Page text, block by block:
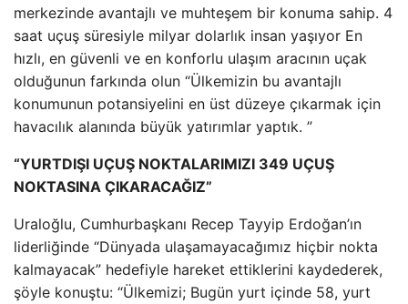
merkezinde avantajlı ve muhteşem bir konuma sahip. 4
saat uçuş süresiyle milyar dolarlık insan yaşıyor En
hızlı, en güvenli ve en konforlu ulaşım aracının uçak
olduğunun farkında olun “Ülkemizin bu avantajlı
konumunun potansiyelini en üst düzeye çıkarmak için
havacılık alanında büyük yatırımlar yaptık. ”
“YURTDIŞI UÇUŞ NOKTALARIMIZI 349 UÇUŞ
NOKTASINA ÇIKARACAĞIZ”
Uraloğlu, Cumhurbaşkanı Recep Tayyip Erdoğan’ın
liderliğinde “Dünyada ulaşamayacağımız hiçbir nokta
kalmayacak” hedefiyle hareket ettiklerini kaydederek,
şöyle konuştu: “Ülkemizi; Bugün yurt içinde 58, yurt